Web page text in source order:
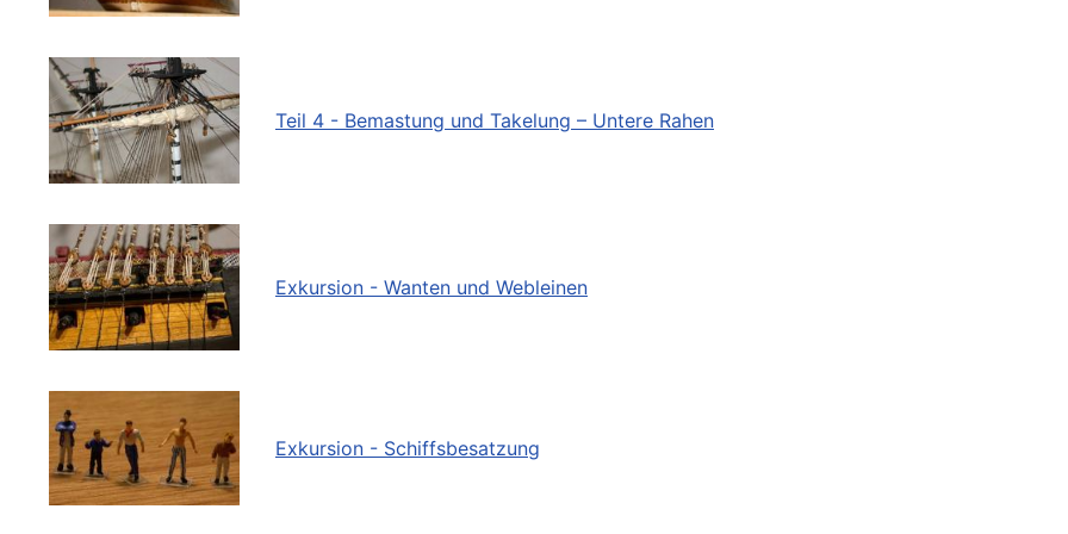
Teil 4 - Bemastung und Takelung – Untere Rahen
Exkursion - Wanten und Webleinen
Exkursion - Schiffsbesatzung